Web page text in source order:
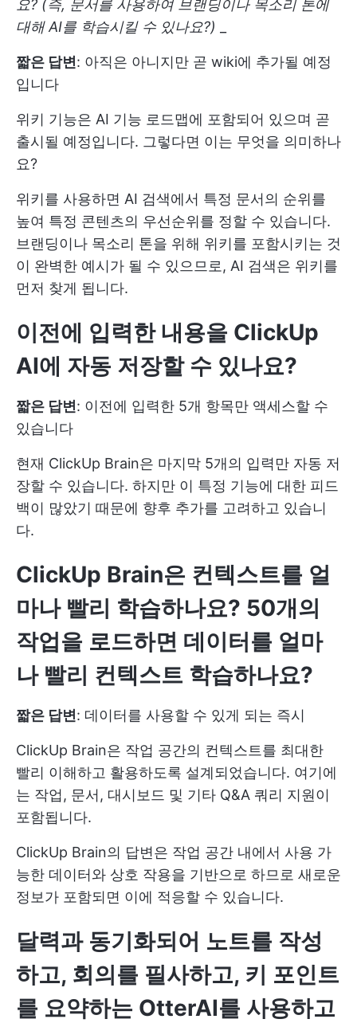
요? (즉, 문서를 사용하여 브랜딩이나 목소리 톤에
대해 AI를 학습시킬 수 있나요?)
짧은 답변: 아직은 아니지만 곧 wiki에 추가될 예정
입니다
위키 기능은 AI 기능 로드맵에 포함되어 있으며 곧
출시될 예정입니다. 그렇다면 이는 무엇을 의미하나
요?
위키를 사용하면 AI 검색에서 특정 문서의 순위를
높여 특정 콘텐츠의 우선순위를 정할 수 있습니다.
브랜딩이나 목소리 톤을 위해 위키를 포함시키는 것
이 완벽한 예시가 될 수 있으므로, AI 검색은 위키를
먼저 찾게 됩니다.
이전에 입력한 내용을 ClickUp
AI에 자동 저장할 수 있나요?
짧은 답변: 이전에 입력한 5개 항목만 액세스할 수
있습니다
현재 ClickUp Brain은 마지막 5개의 입력만 자동 저
장할 수 있습니다. 하지만 이 특정 기능에 대한 피드
백이 많았기 때문에 향후 추가를 고려하고 있습니
다.
ClickUp Brain은 컨텍스트를 얼
마나 빨리 학습하나요? 50개의
작업을 로드하면 데이터를 얼마
나 빨리 컨텍스트 학습하나요?
짧은 답변: 데이터를 사용할 수 있게 되는 즉시
ClickUp Brain은 작업 공간의 컨텍스트를 최대한
빨리 이해하고 활용하도록 설계되었습니다. 여기에
는 작업, 문서, 대시보드 및 기타 Q&A 쿼리 지원이
포함됩니다.
ClickUp Brain의 답변은 작업 공간 내에서 사용 가
능한 데이터와 상호 작용을 기반으로 하므로 새로운
정보가 포함되면 이에 적응할 수 있습니다.
달력과 동기화되어 노트를 작성
하고, 회의를 필사하고, 키 포인트
를 요약하는 OtterAI를 사용하고